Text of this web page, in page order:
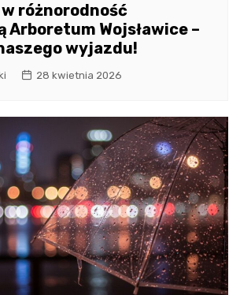
różnorodność
Arboretum Wojsławice –
wyjazdu!
28 kwietnia 2026